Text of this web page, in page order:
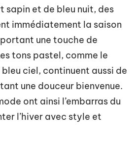
sapin et de bleu nuit, des
immédiatement la saison
une touche de
tons pastel, comme le
ciel, continuent aussi de
une douceur bienvenue.
ont ainsi l’embarras du
l’hiver avec style et